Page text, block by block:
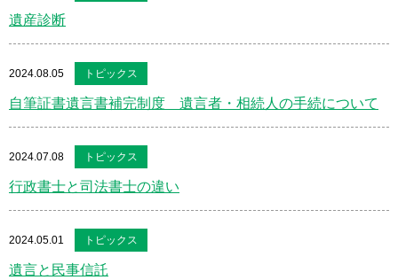
遺産診断
2024.08.05 トピックス
自筆証書遺言書補完制度 遺言者・相続人の手続について
2024.07.08 トピックス
行政書士と司法書士の違い
2024.05.01 トピックス
遺言と民事信託